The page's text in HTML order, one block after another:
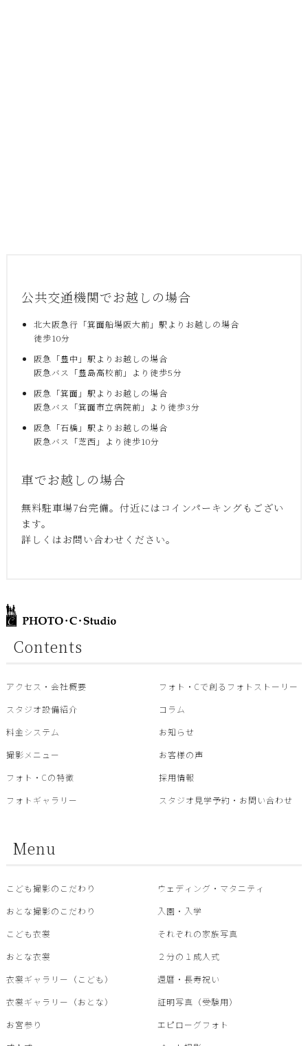
公共交通機関でお越しの場合
北大阪急行「箕面船場阪大前」駅よりお越しの場合
徒歩10分
阪急「豊中」駅よりお越しの場合
阪急バス「豊島高校前」より徒歩5分
阪急「箕面」駅よりお越しの場合
阪急バス「箕面市立病院前」より徒歩3分
阪急「石橋」駅よりお越しの場合
阪急バス「芝西」より徒歩10分
車でお越しの場合
無料駐車場7台完備。付近にはコインパーキングもござい
ます。
詳しくはお問い合わせください。
Contents
アクセス・会社概要
スタジオ設備紹介
料金システム
撮影メニュー
フォト・Cの特徴
フォトギャラリー
フォト・Cで創るフォトストーリー
コラム
お知らせ
お客様の声
採用情報
スタジオ見学予約・お問い合わせ
Menu
こども撮影のこだわり
おとな撮影のこだわり
こども衣裳
おとな衣裳
衣裳ギャラリー（こども）
衣裳ギャラリー（おとな）
お宮参り
ウェディング・マタニティ
入園・入学
それぞれの家族写真
２分の１成人式
還暦・⾧寿祝い
証明写真（受験用）
エピローグフォト